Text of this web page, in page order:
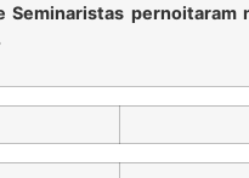
Seminaristas pernoitaram